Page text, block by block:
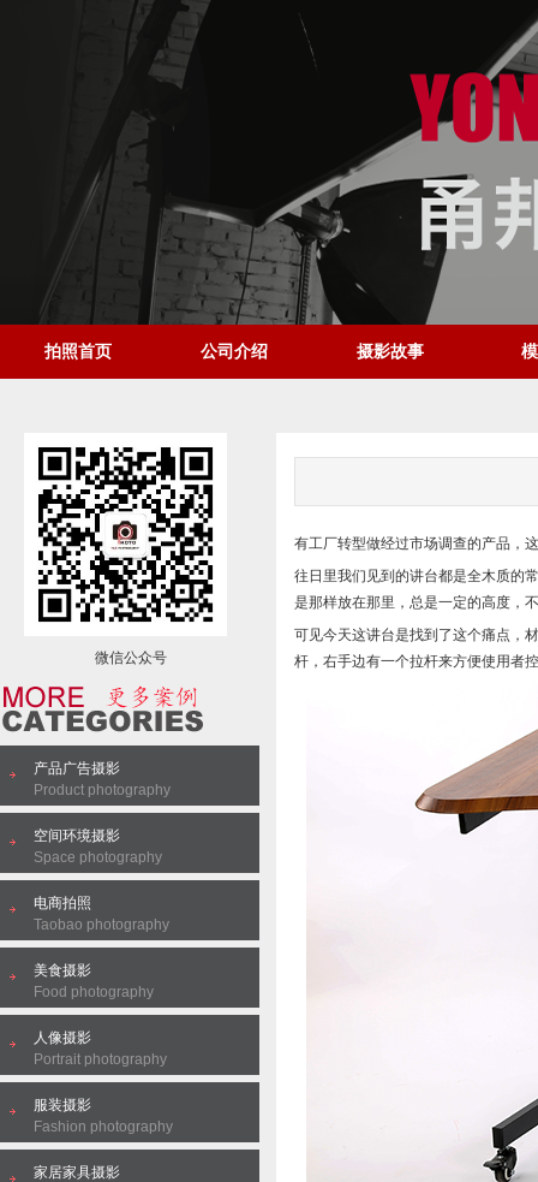
拍照首页 公司介绍 摄影故事
有工厂转型做经过市场调查的产品，
往日里我们见到的讲台都是全木质的
是那样放在那里，总是一定的高度，
可见今天这讲台是找到了这个痛点，
杆，右手边有一个拉杆来方便使用者
微信公众号
产品广告摄影
Product photography
空间环境摄影
Space photography
电商拍照
Taobao photography
美食摄影
Food photography
人像摄影
Portrait photography
服装摄影
Fashion photography
家居家具摄影